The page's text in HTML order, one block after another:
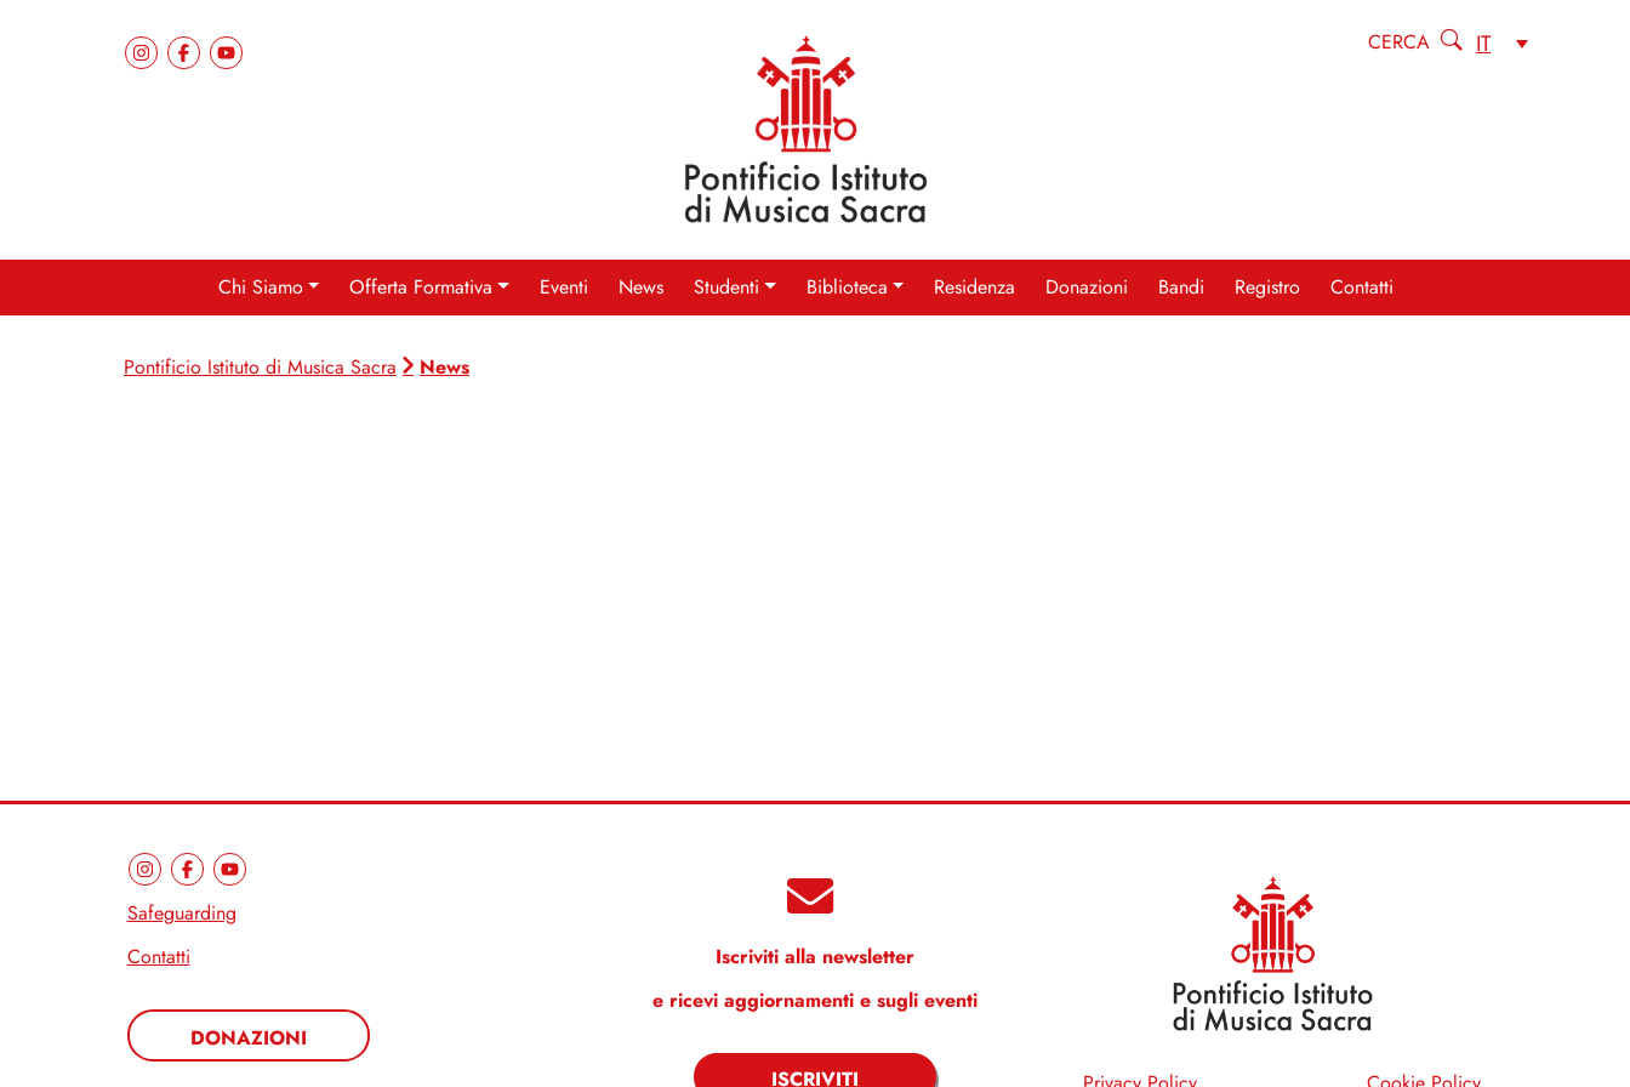
CERCA IT
Chi Siamo Offerta Formativa Eventi News Studenti Biblioteca Residenza Donazioni Bandi Registro Contatti
Pontificio Istituto di Musica Sacra News
Safeguarding
Contatti
DONAZIONI
Iscriviti alla newsletter
e ricevi aggiornamenti e sugli eventi
ISCRIVITI